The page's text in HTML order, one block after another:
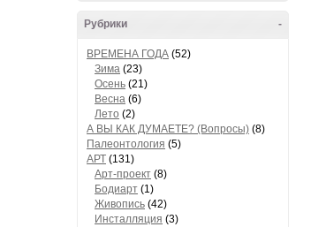
-
Рубрики
ВРЕМЕНА ГОДА (52)
Зима (23)
Осень (21)
Весна (6)
Лето (2)
А ВЫ КАК ДУМАЕТЕ? (Вопросы) (8)
Палеонтология (5)
АРТ (131)
Арт-проект (8)
Бодиарт (1)
Живопись (42)
Инсталляция (3)